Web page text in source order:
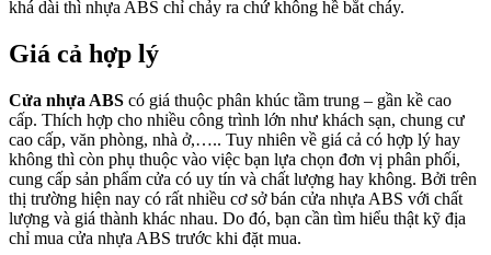
Quy mô nhà xưởng
khá dài thì nhựa ABS chỉ chảy ra chứ không hề bắt cháy.
Giá cả hợp lý
Cửa nhựa ABS có giá thuộc phân khúc tầm trung – gần kề cao
cấp. Thích hợp cho nhiều công trình lớn như khách sạn, chung cư
cao cấp, văn phòng, nhà ở,….. Tuy nhiên về giá cả có hợp lý hay
không thì còn phụ thuộc vào việc bạn lựa chọn đơn vị phân phối,
cung cấp sản phẩm cửa có uy tín và chất lượng hay không. Bởi trên
thị trường hiện nay có rất nhiều cơ sở bán cửa nhựa ABS với chất
lượng và giá thành khác nhau. Do đó, bạn cần tìm hiểu thật kỹ địa
chỉ mua cửa nhựa ABS trước khi đặt mua.